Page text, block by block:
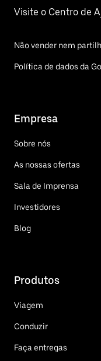
Visite o Centro de
Não vender nem
Política de dados da
Empresa
Sobre nós
As nossas ofertas
Sala de Imprensa
Investidores
Blog
Produtos
Viagem
Conduzir
Faça entregas